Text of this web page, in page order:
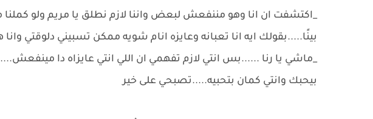
_اكتشفت ان انا وهو مننفعش لبعض واننا لازم نطلق يا مريم ولو
بينًا.....بقولك ايه انا تعبانه وعايزه انام شويه ممكن تسبيني دلوقتي
_ماشي يا رنا ......بس انتي لازم تفهمي ان اللي انتي عايزاه دا
بيحبك وانتي كمان بتحبيه.....تصبحي على خير